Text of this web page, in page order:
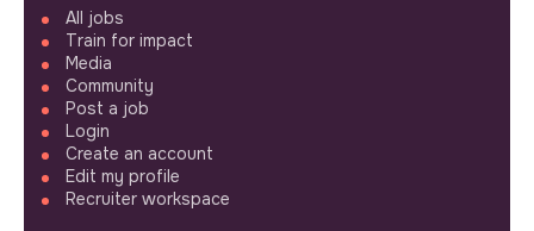
All jobs
Train for impact
Media
Community
Post a job
Login
Create an account
Edit my profile
Recruiter workspace